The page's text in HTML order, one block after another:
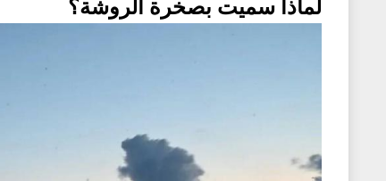
لماذا سميت بصخرة الروشة؟